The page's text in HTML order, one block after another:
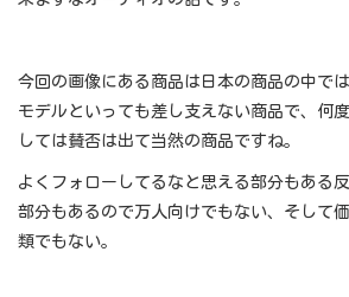
今回の画像にある商品は日本の商品の中で
モデルといっても差し支えない商品で、何
しては賛否は出て当然の商品ですね。
よくフォローしてるなと思える部分もある
部分もあるので万人向けでもない、そして
類でもない。